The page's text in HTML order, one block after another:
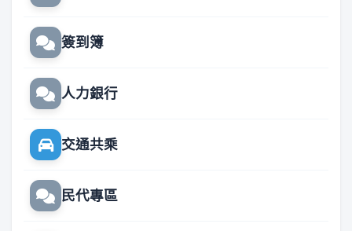
簽到簿
人力銀行
交通共乘
民代專區